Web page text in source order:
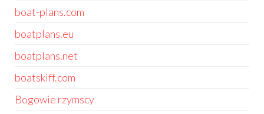
boat-plans.com
boatplans.eu
boatplans.net
boatskiff.com
Bogowie rzymscy